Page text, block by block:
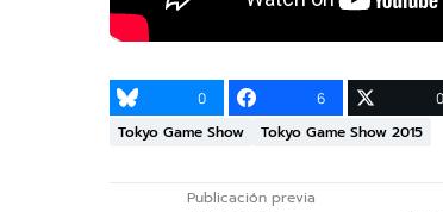
0 6 0
Tokyo Game Show Tokyo Game Show 2015
Publicación previa